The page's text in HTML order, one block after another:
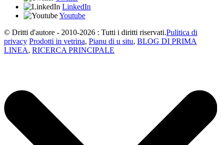
LinkedIn
Youtube
© Dritti d'autore - 2010-2026 : Tutti i diritti riservati.Pulitica di
privacy Prodotti in vetrina, Pianu di u situ, BLOG DI PRIMA
LINEA, RICERCA PRINCIPALE